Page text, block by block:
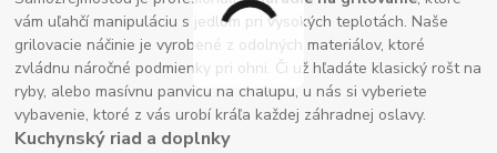
vám uľahčí manipuláciu s jedlom pri vysokých teplotách. Naše
grilovacie náčinie je vyrobené z odolných materiálov, ktoré
zvládnu náročné podmienky pri ohni. Či už hľadáte klasický rošt na
ryby, alebo masívnu panvicu na chalupu, u nás si vyberiete
vybavenie, ktoré z vás urobí kráľa každej záhradnej oslavy.
Kuchynský riad a doplnky